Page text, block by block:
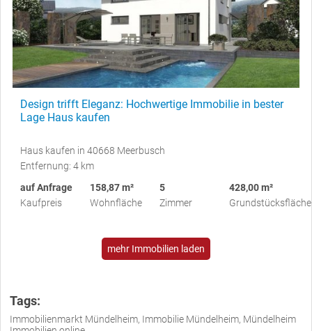
Design trifft Eleganz: Hochwertige Immobilie in bester
Lage Haus kaufen
Haus kaufen in 40668 Meerbusch
Entfernung: 4 km
auf Anfrage
Kaufpreis
158,87 m²
Wohnfläche
5
Zimmer
428,00 m²
Grundstücksfläche
mehr Immobilien laden
Tags:
Immobilienmarkt Mündelheim, Immobilie Mündelheim, Mündelheim